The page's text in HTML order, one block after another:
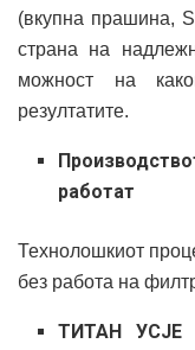
(вкупна прашина,
страна на
можност на
резултатите.
работат
Технолошкиот
без работа на
ТИТАН УСЈЕ